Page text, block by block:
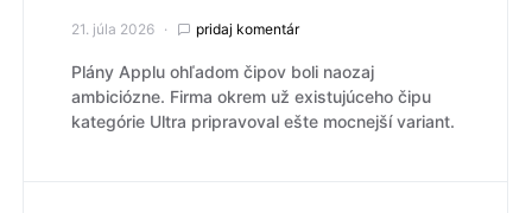
21. júla 2026 pridaj komentár
Plány Applu ohľadom čipov boli naozaj
ambiciózne. Firma okrem už existujúceho čipu
kategórie Ultra pripravoval ešte mocnejší variant.